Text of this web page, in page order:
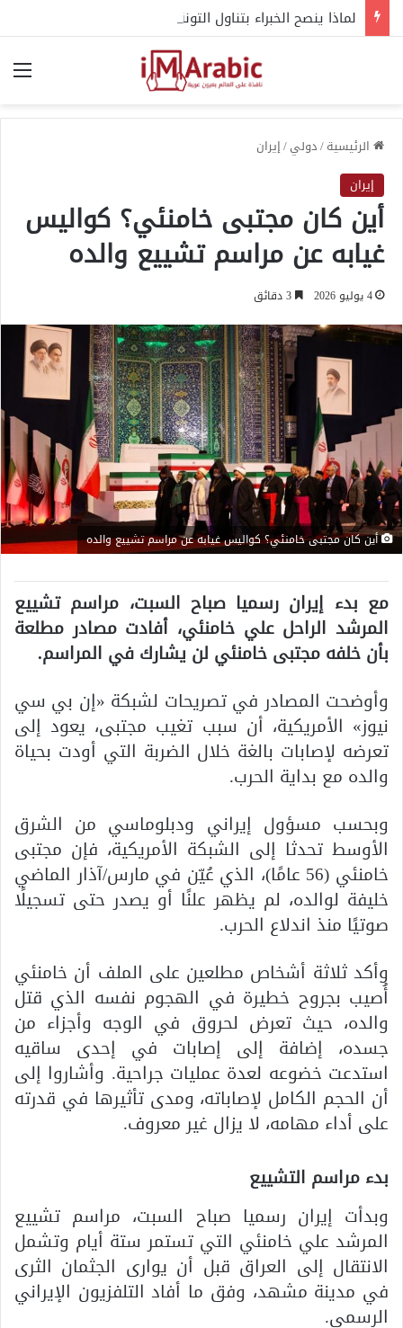
لماذا ينصح الخبراء بتناول التونة لدعم صحة القلب؟
الرئيسية/دولي/إيران
إيران
أين كان مجتبى خامنئي؟ كواليس
غيابه عن مراسم تشييع والده
4 يوليو 2026
أين كان مجتبى خامنئي؟ كواليس غيابه عن مراسم تشييع والده
مع بدء إيران رسميا صباح السبت، مراسم تشييع
المرشد الراحل علي خامنئي، أفادت مصادر مطلعة
بأن خلفه مجتبى خامنئي لن يشارك في المراسم.
وأوضحت المصادر في تصريحات لشبكة «إن بي سي
نيوز» الأمريكية، أن سبب تغيب مجتبى، يعود إلى
تعرضه لإصابات بالغة خلال الضربة التي أودت بحياة
والده مع بداية الحرب.
وبحسب مسؤول إيراني ودبلوماسي من الشرق
الأوسط تحدثا إلى الشبكة الأمريكية، فإن مجتبى
خامنئي (56 عامًا)، الذي عُيّن في مارس/آذار الماضي
خليفة لوالده، لم يظهر علنًا أو يصدر حتى تسجيلًا
صوتيًا منذ اندلاع الحرب.
وأكد ثلاثة أشخاص مطلعين على الملف أن خامنئي
أُصيب بجروح خطيرة في الهجوم نفسه الذي قتل
والده، حيث تعرض لحروق في الوجه وأجزاء من
جسده، إضافة إلى إصابات في إحدى ساقيه
استدعت خضوعه لعدة عمليات جراحية. وأشاروا إلى
أن الحجم الكامل لإصاباته، ومدى تأثيرها في قدرته
على أداء مهامه، لا يزال غير معروف.
بدء مراسم التشييع
وبدأت إيران رسميا صباح السبت، مراسم تشييع
المرشد علي خامنئي التي تستمر ستة أيام وتشمل
الانتقال إلى العراق قبل أن يوارى الجثمان الثرى
في مدينة مشهد، وفق ما أفاد التلفزيون الإيراني
الرسمي.